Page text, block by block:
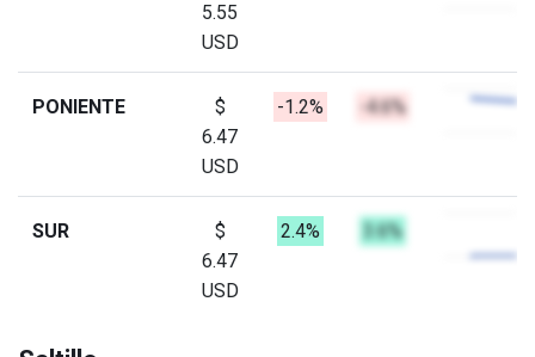
5.55
USD
PONIENTE
$
6.47
USD
-1.2% -4.6%
SUR
$
6.47
USD
2.4% 3.6%